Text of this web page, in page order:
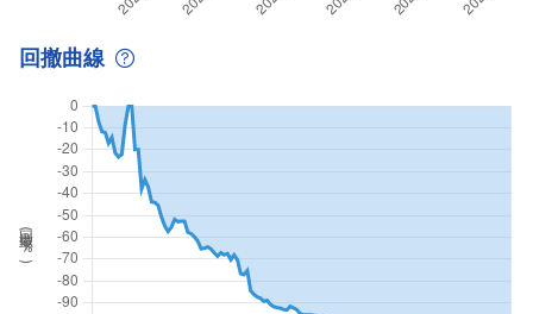
回撤曲線
回撤率(
%
)